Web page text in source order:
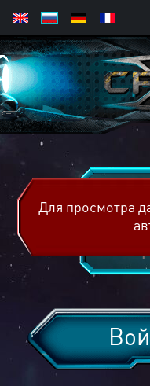
Для просмотра